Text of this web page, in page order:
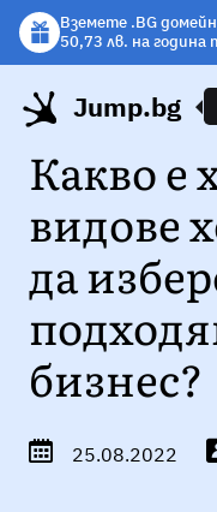
Вземете .BG
50,73 лв. на година
хостинг.
Вземете подарък
хостинг планове!
Jump.bg
Какво е
видове
да
бизнес?
25.08.2022